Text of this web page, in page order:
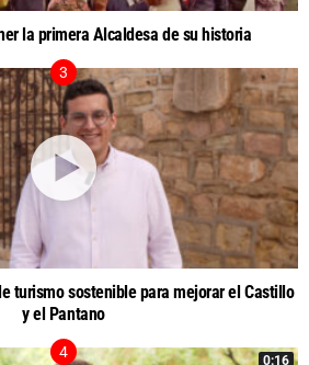
la primera Alcaldesa de su historia
turismo sostenible para mejorar el Castillo
y el Pantano
0:16